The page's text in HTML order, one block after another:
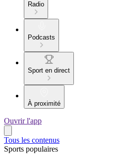
Radio
Podcasts
Sport en direct
À proximité
Ouvrir l'app
Tous les contenus
Sports populaires